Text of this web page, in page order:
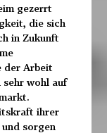
gezerrt
die sich
in Zukunft
der Arbeit
sehr wohl auf
ihrer
sorgen